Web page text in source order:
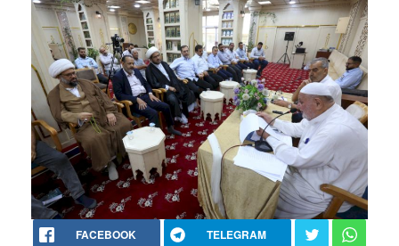
FACEBOOK TELEGRAM